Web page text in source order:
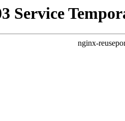
Service
nginx-